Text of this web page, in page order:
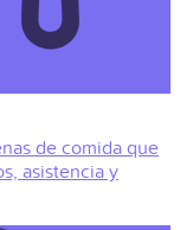
de comida que
asistencia y